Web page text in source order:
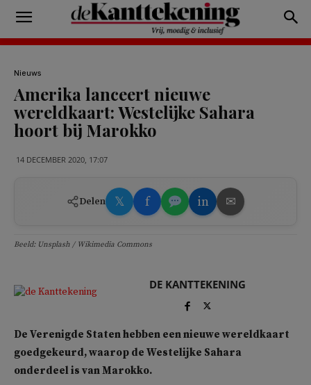
Nieuws
Amerika lanceert nieuwe
wereldkaart: Westelijke Sahara
hoort bij Marokko
14 DECEMBER 2020, 17:07
Delen 𝕏 f in ✉
Beeld: Unsplash / Wikimedia Commons
DE KANTTEKENING
De Verenigde Staten hebben een nieuwe wereldkaart
goedgekeurd, waarop de Westelijke Sahara
onderdeel is van Marokko.